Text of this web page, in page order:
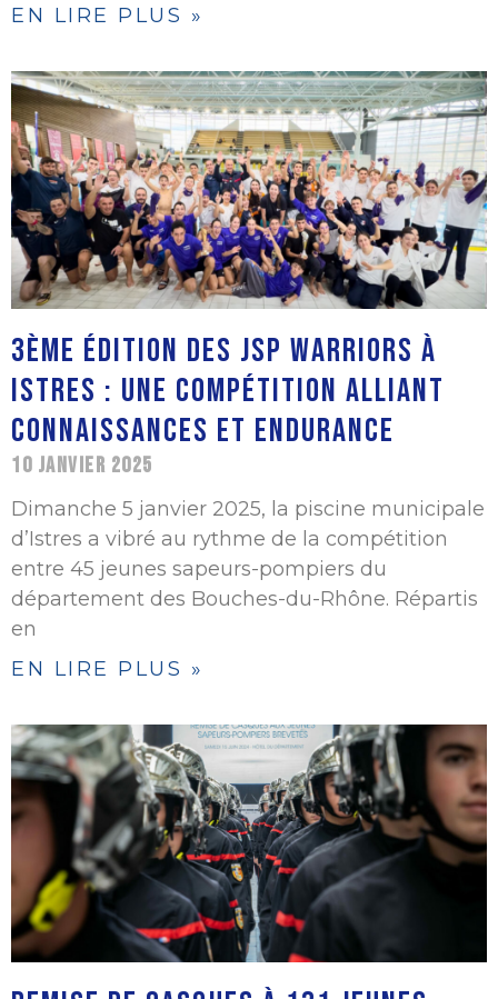
EN LIRE PLUS »
3ème ÉDITION DES JSP WARRIORS À
ISTRES : UNE COMPÉTITION ALLIANT
CONNAISSANCES ET ENDURANCE
10 JANVIER 2025
Dimanche 5 janvier 2025, la piscine municipale
d’Istres a vibré au rythme de la compétition
entre 45 jeunes sapeurs-pompiers du
département des Bouches-du-Rhône. Répartis
en
EN LIRE PLUS »